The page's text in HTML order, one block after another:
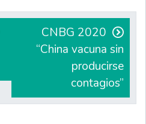
CNBG 2020
“China vacuna sin
producirse
contagios”